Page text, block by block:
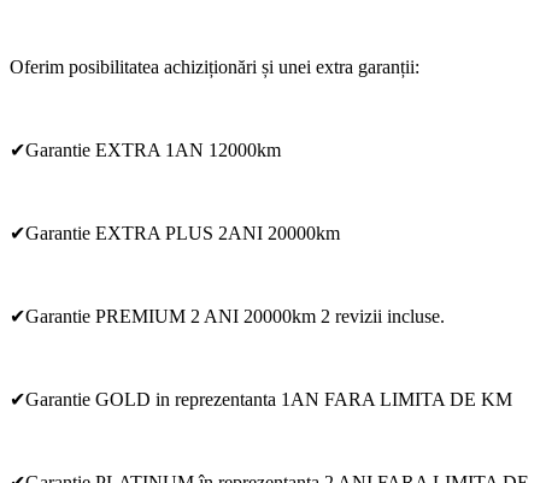
Oferim posibilitatea achiziționări și unei extra garanții:
✔Garantie EXTRA 1AN 12000km
✔Garantie EXTRA PLUS 2ANI 20000km
✔Garantie PREMIUM 2 ANI 20000km 2 revizii incluse.
✔Garantie GOLD in reprezentanta 1AN FARA LIMITA DE KM